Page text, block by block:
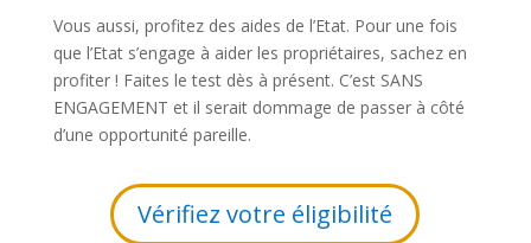
Vous aussi, profitez des aides de l’Etat. Pour une fois
que l’Etat s’engage à aider les propriétaires, sachez en
profiter ! Faites le test dès à présent. C’est SANS
ENGAGEMENT et il serait dommage de passer à côté
d’une opportunité pareille.
Vérifiez votre éligibilité